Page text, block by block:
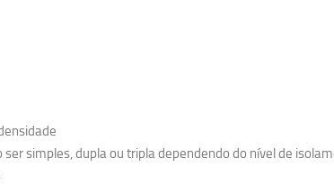
simples, dupla ou tripla dependendo do nível de